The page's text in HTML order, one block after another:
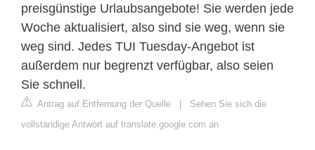
preisgünstige Urlaubsangebote! Sie werden jede
Woche aktualisiert, also sind sie weg, wenn sie
weg sind. Jedes TUI Tuesday-Angebot ist
außerdem nur begrenzt verfügbar, also seien
Sie schnell.
Antrag auf Entfernung der Quelle | Sehen Sie sich die
vollständige Antwort auf translate.google.com an